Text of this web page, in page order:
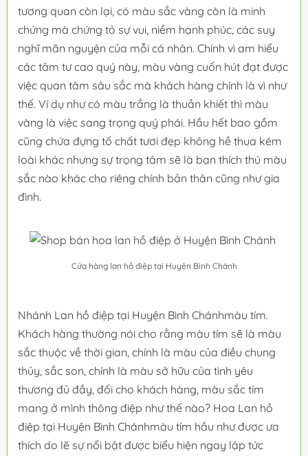
tương quan còn lại, có màu sắc vàng còn là minh
chứng mà chứng tỏ sự vui, niềm hạnh phúc, các suy
nghĩ mãn nguyện của mỗi cá nhân. Chính vì am hiểu
các tâm tư cao quý này, màu vàng cuốn hút đạt được
việc quan tâm sâu sắc mà khách hàng chính là vì như
thế. Ví dụ như có màu trắng là thuần khiết thì màu
vàng là việc sang trọng quý phái. Hầu hết bao gồm
cũng chứa đựng tố chất tươi đẹp không hề thua kém
loài khác nhưng sự trọng tâm sẽ là bạn thích thú màu
sắc nào khác cho riêng chính bản thân cũng như gia
đình.
Cửa hàng lan hồ điệp tại Huyện Bình Chánh
Nhánh Lan hồ điệp tại Huyện Bình Chánhmàu tím.
Khách hàng thường nói cho rằng màu tím sẽ là màu
sắc thuộc về thời gian, chính là màu của điều chung
thủy, sắc son, chính là màu sở hữu của tình yêu
thương đủ đầy, đối cho khách hàng, màu sắc tím
mang ở mình thông điệp như thế nào? Hoa Lan hồ
điệp tại Huyện Bình Chánhmàu tím hầu như được ưa
thích do lẽ sự nổi bật được biểu hiện ngay lập tức